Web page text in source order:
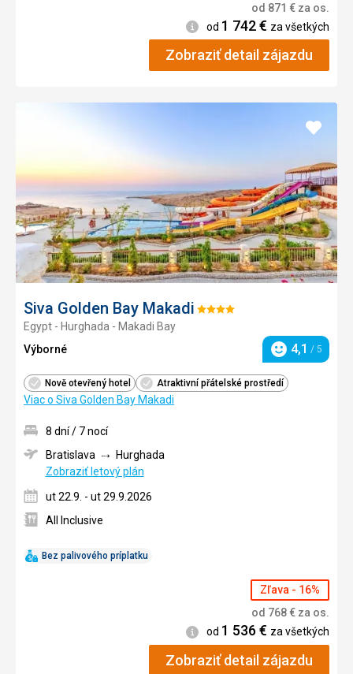
od 871 € za os.
Informácie
od 1 742€ za všetkých
Zobraziť detail zájazdu
Siva Golden Bay Makadi Hodnotenie:
Egypt - Hurghada - Makadi Bay
Výborné
Hodnotenie
4,1 / 5
Nově otevřený hotel Atraktivní přátelské prostředí
Viac o Siva Golden Bay Makadi
Pridať
Bez palivového príplatku
8 dní / 7 nocí
Bratislava
Hurghada
Zobraziť letový plán
ut 22.9. - ut 29.9.2026
All Inclusive
Zľava - 16%
od 768€ za os.
Informácie
od 1 536€ za všetkých
Zobraziť detail zájazdu